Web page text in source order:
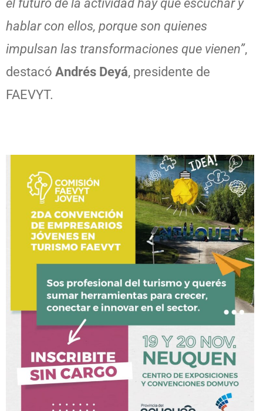
el futuro de la actividad hay que escuchar y
hablar con ellos, porque son quienes
impulsan las transformaciones que vienen”,
destacó Andrés Deyá, presidente de
FAEVYT.